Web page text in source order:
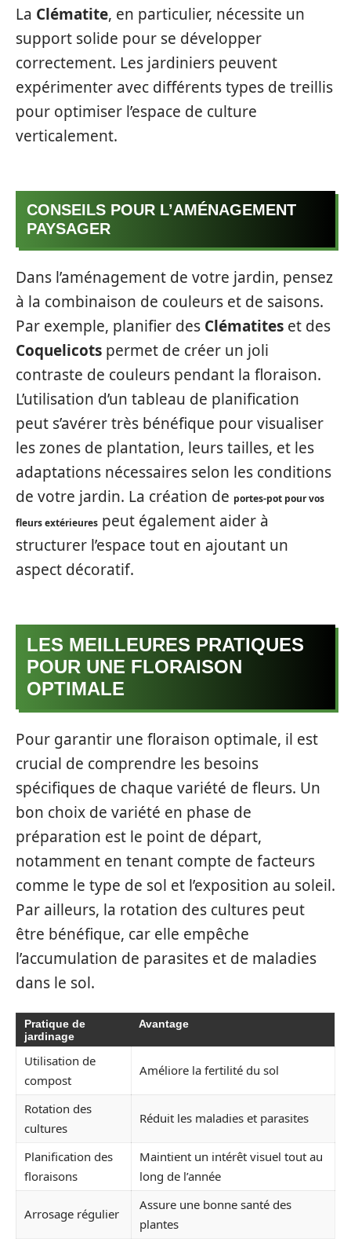
La Clématite, en particulier, nécessite un
support solide pour se développer
correctement. Les jardiniers peuvent
expérimenter avec différents types de treillis
pour optimiser l’espace de culture
verticalement.
CONSEILS POUR L’AMÉNAGEMENT
PAYSAGER
Dans l’aménagement de votre jardin, pensez
à la combinaison de couleurs et de saisons.
Par exemple, planifier des Clématites et des
Coquelicots permet de créer un joli
contraste de couleurs pendant la floraison.
L’utilisation d’un tableau de planification
peut s’avérer très bénéfique pour visualiser
les zones de plantation, leurs tailles, et les
adaptations nécessaires selon les conditions
de votre jardin. La création de portes-pot pour vos
fleurs extérieures peut également aider à
structurer l’espace tout en ajoutant un
aspect décoratif.
LES MEILLEURES PRATIQUES
POUR UNE FLORAISON
OPTIMALE
Pour garantir une floraison optimale, il est
crucial de comprendre les besoins
spécifiques de chaque variété de fleurs. Un
bon choix de variété en phase de
préparation est le point de départ,
notamment en tenant compte de facteurs
comme le type de sol et l’exposition au soleil.
Par ailleurs, la rotation des cultures peut
être bénéfique, car elle empêche
l’accumulation de parasites et de maladies
dans le sol.
Pratique de
jardinage
Avantage
Utilisation de
compost
Améliore la fertilité du sol
Rotation des
cultures
Réduit les maladies et parasites
Planification des
floraisons
Maintient un intérêt visuel tout au
long de l’année
Arrosage régulier
Assure une bonne santé des
plantes